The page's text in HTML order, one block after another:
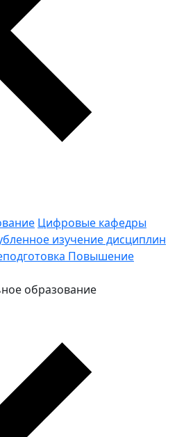
Цифровые кафедры
изучение дисциплин
Повышение
образование